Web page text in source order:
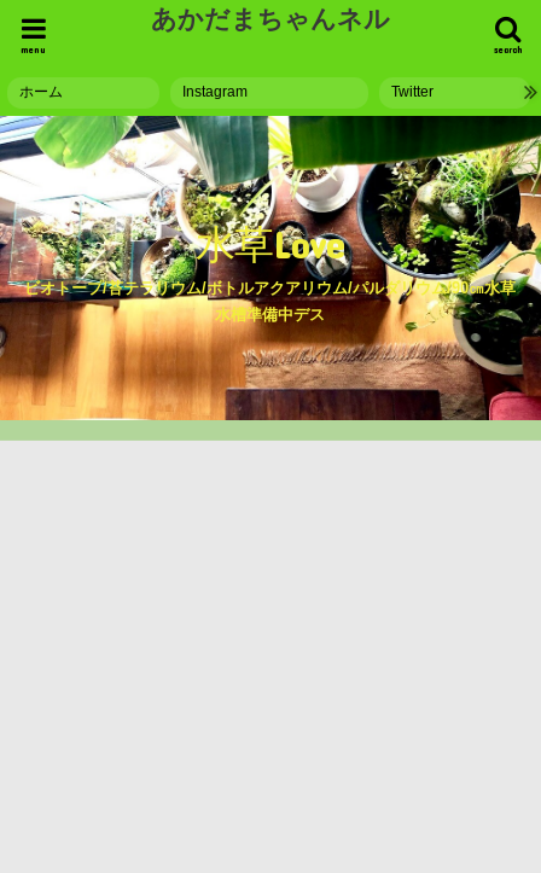
あかだまちゃんネル
search
menu
ホーム Instagram Twitter
水草Love
ビオトープ/苔テラリウム/ボトルアクアリウム/パルダリウム/90㎝水草
水槽準備中デス